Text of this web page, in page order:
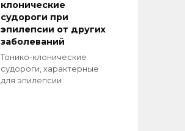
клонические
судороги при
эпилепсии от других
заболеваний
Тонико-клонические
судороги, характерные
для эпилепсии